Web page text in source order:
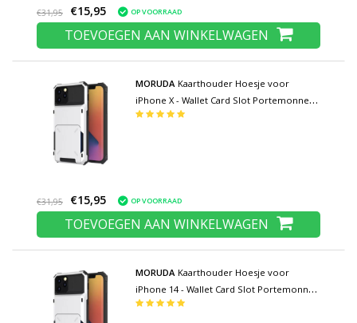
€31,95 €15,95 OP VOORRAAD
TOEVOEGEN AAN WINKELWAGEN
MORUDA Kaarthouder Hoesje voor
iPhone X - Wallet Card Slot Portemonnee
Flip Cover Case - Wit
€31,95 €15,95 OP VOORRAAD
TOEVOEGEN AAN WINKELWAGEN
MORUDA Kaarthouder Hoesje voor
iPhone 14 - Wallet Card Slot Portemonnee
Flip Cover Case - Wit